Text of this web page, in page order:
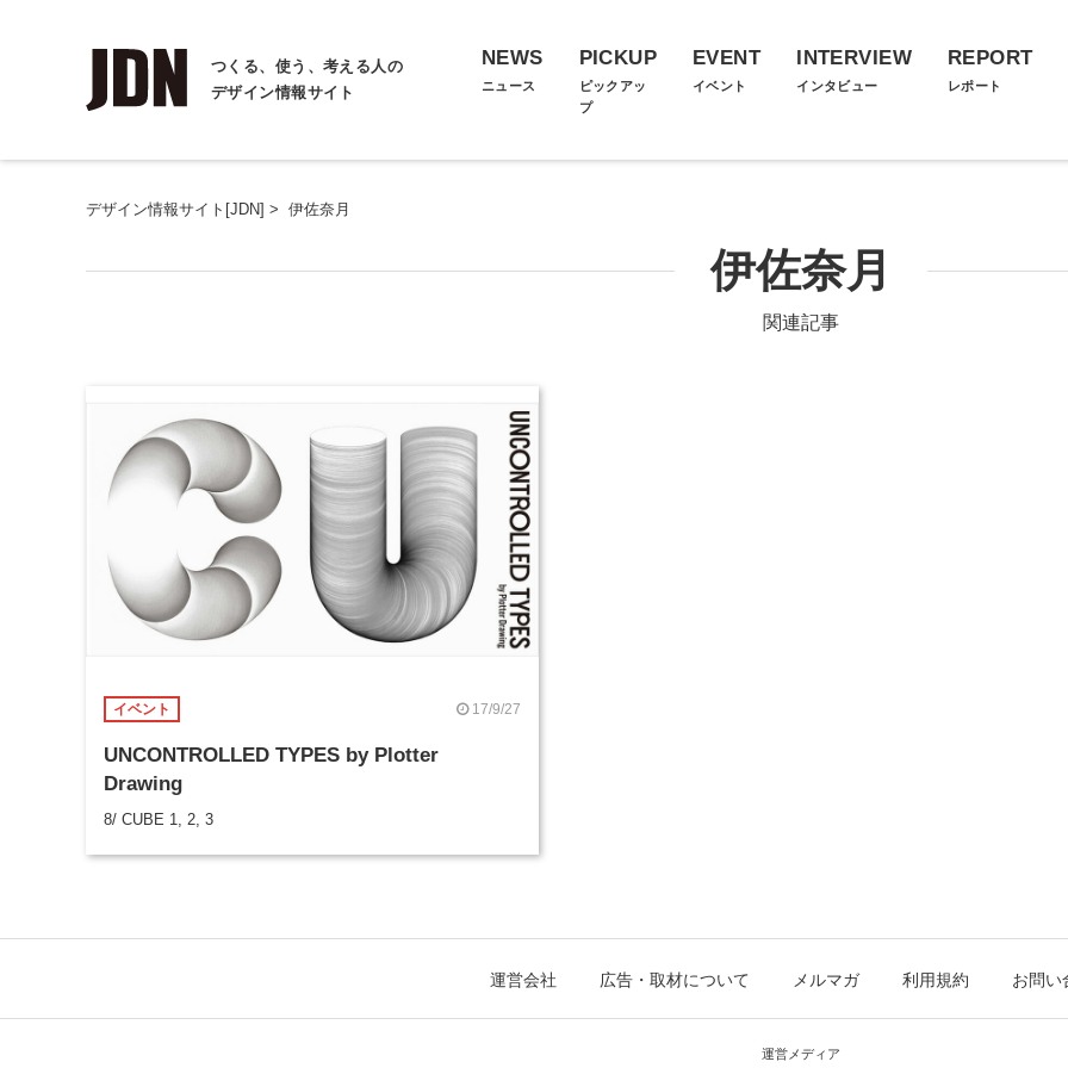
つくる、使う、考える人の
デザイン情報サイト
NEWS
ニュース
PICKUP
ピックアッ
プ
EVENT
イベント
INTERVIEW
インタビュー
REPORT
レポート
デザイン情報サイト[JDN] > 伊佐奈月
伊佐奈月
関連記事
イベント 17/9/27
UNCONTROLLED TYPES by Plotter
Drawing
8/ CUBE 1, 2, 3
運営会社 広告・取材について メルマガ 利用規約 お問い
運営メディア